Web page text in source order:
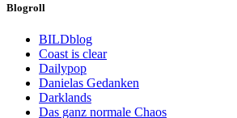
Blogroll
BILDblog
Coast is clear
Dailypop
Danielas Gedanken
Darklands
Das ganz normale Chaos